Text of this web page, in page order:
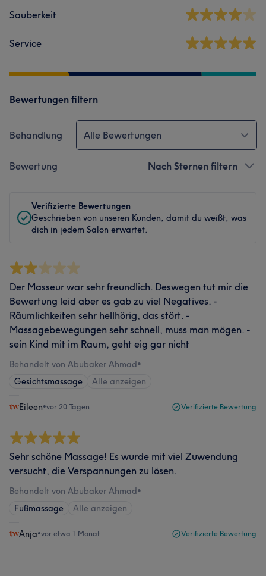
Sauberkeit
Service
Bewertungen filtern
Behandlung Alle Bewertungen
Bewertung Nach Sternen filtern
Verifizierte Bewertungen
Geschrieben von unseren Kunden, damit du weißt, was
dich in jedem Salon erwartet.
Der Masseur war sehr freundlich. Deswegen tut mir die
Bewertung leid aber es gab zu viel Negatives. -
Räumlichkeiten sehr hellhörig, das stört. -
Massagebewegungen sehr schnell, muss man mögen. -
sein Kind mit im Raum, geht eig gar nicht
Behandelt von Abubaker Ahmad•
Gesichtsmassage
Alle anzeigen
Eileen•vor 20 Tagen Verifizierte Bewertung
Sehr schöne Massage! Es wurde mit viel Zuwendung
versucht, die Verspannungen zu lösen.
Behandelt von Abubaker Ahmad•
Fußmassage
Alle anzeigen
Anja•vor etwa 1 Monat Verifizierte Bewertung